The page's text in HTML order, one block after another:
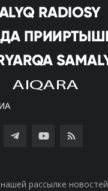
рассылке новостей